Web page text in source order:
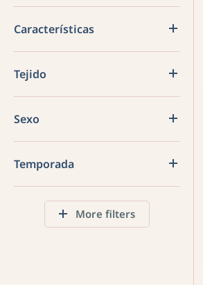
Características
Tejido
Sexo
Temporada
More filters